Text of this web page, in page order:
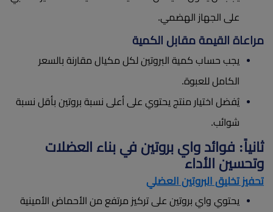
على الجهاز الهضمي.
مراعاة القيمة مقابل الكمية
يجب حساب كمية البروتين لكل مكيال مقارنة بالسعر
الكامل للعبوة.
يُفضل اختيار منتج يحتوي على أعلى نسبة بروتين بأقل نسبة
شوائب.
ثانياً: فوائد واي بروتين في بناء العضلات
وتحسين الأداء
تحفيز تخليق البروتين العضلي
يحتوي واي بروتين على تركيز مرتفع من الأحماض الأمينية